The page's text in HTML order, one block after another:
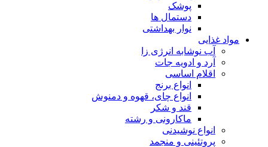
پوشک
دستمال ها
نوار بهداشتی
مواد غذایی
آب نوشابه انرژی زا
آرد و ادویه جات
اقلام اساسی
انواع برنج
انواع چای، قهوه و دمنوش
قند و شکر
ماکارونی و رشته
انواع نوشیدنی
پروتئینی و منجمد